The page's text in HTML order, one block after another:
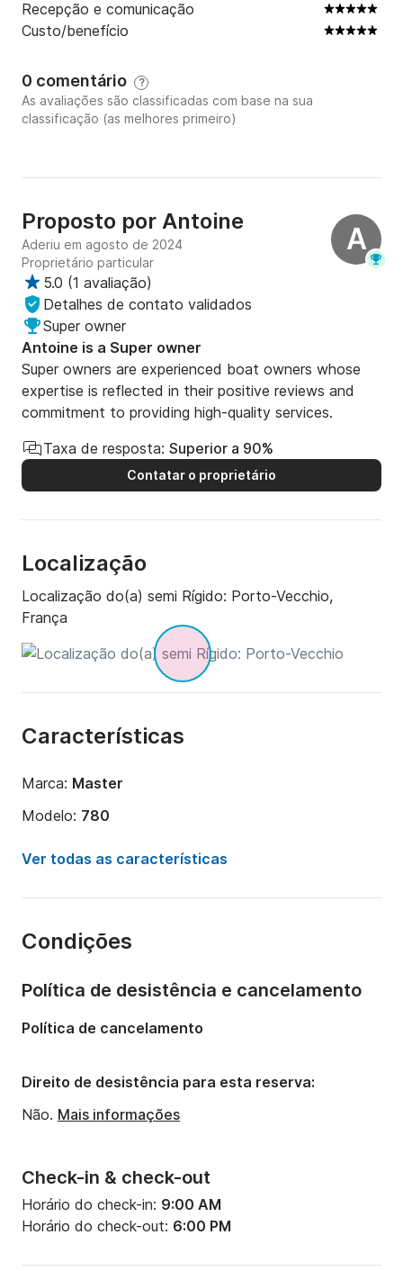
Recepção e comunicação
Custo/benefício
0 comentário ?
As avaliações são classificadas com base na sua
classificação (as melhores primeiro)
A
Proposto por Antoine
Aderiu em agosto de 2024
Proprietário particular
5.0 (1 avaliação)
Detalhes de contato validados
Super owner
Antoine is a Super owner
Super owners are experienced boat owners whose
expertise is reflected in their positive reviews and
commitment to providing high-quality services.
Taxa de resposta: Superior a 90%
Contatar o proprietário
Localização
Localização do(a) semi Rígido: Porto-Vecchio,
França
Características
Marca: Master
Modelo: 780
250cv
Capacidade a bordo:
Ver todas as características
Condições
Check-in & check-out
Horário do check-in: 9:00 AM
Horário do check-out: 6:00 PM
Política de desistência e cancelamento
Política de cancelamento
Direito de desistência para esta reserva:
Não. Mais informações